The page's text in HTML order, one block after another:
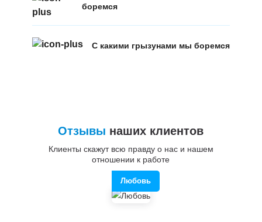
боремся
С какими грызунами мы боремся
Отзывы наших клиентов
Клиенты скажут всю правду о нас и нашем
отношении к работе
Любовь